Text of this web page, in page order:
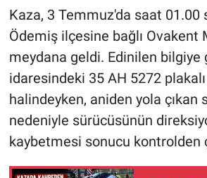
Kaza, 3 Temmuz'da saat 01.00
Ödemiş ilçesine bağlı Ovakent
meydana geldi. Edinilen bilgiye
idaresindeki 35 AH 5272
halindeyken, aniden yola çıkan
nedeniyle sürücüsünün
kaybetmesi sonucu kontrolden